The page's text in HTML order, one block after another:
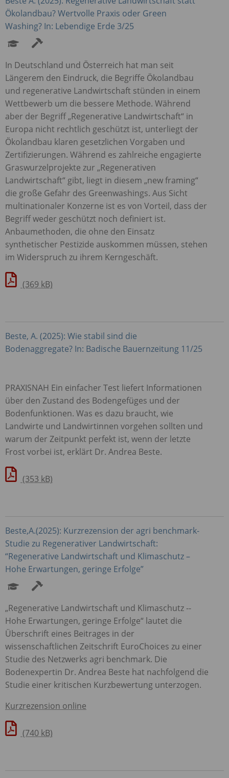
Ökolandbau? Wertvolle Praxis oder Green
Washing? In: Lebendige Erde 3/25
In Deutschland und Österreich hat man seit
Längerem den Eindruck, die Begriffe Ökolandbau
und regenerative Landwirtschaft stünden in einem
Wettbewerb um die bessere Methode. Während
aber der Begriff „Regenerative Landwirtschaft“ in
Europa nicht rechtlich geschützt ist, unterliegt der
Ökolandbau klaren gesetzlichen Vorgaben und
Zertifizierungen. Während es zahlreiche engagierte
Graswurzelprojekte zur „Regenerativen
Landwirtschaft“ gibt, liegt in diesem „new framing“
die große Gefahr des Greenwashings. Aus Sicht
multinationaler Konzerne ist es von Vorteil, dass der
Begriff weder geschützt noch definiert ist.
Anbaumethoden, die ohne den Einsatz
synthetischer Pestizide auskommen müssen, stehen
im Widerspruch zu ihrem Kerngeschäft.
(369 kB)
Beste, A. (2025): Wie stabil sind die
Bodenaggregate? In: Badische Bauernzeitung 11/25
PRAXISNAH Ein einfacher Test liefert Informationen
über den Zustand des Bodengefüges und der
Bodenfunktionen. Was es dazu braucht, wie
Landwirte und Landwirtinnen vorgehen sollten und
warum der Zeitpunkt perfekt ist, wenn der letzte
Frost vorbei ist, erklärt Dr. Andrea Beste.
(353 kB)
Beste,A.(2025): Kurzrezension der agri benchmark-
Studie zu Regenerativer Landwirtschaft:
“Regenerative Landwirtschaft und Klimaschutz –
Hohe Erwartungen, geringe Erfolge”
„Regenerative Landwirtschaft und Klimaschutz -­
Hohe Erwartungen, geringe Erfolge“ lautet die
Überschrift eines Beitrages in der
wissenschaftlichen Zeitschrift EuroChoices zu einer
Studie des Netzwerks agri benchmark. Die
Bodenexpertin Dr. Andrea Beste hat nachfolgend die
Studie einer kritischen Kurzbewertung unterzogen.
Kurzrezension online
(740 kB)